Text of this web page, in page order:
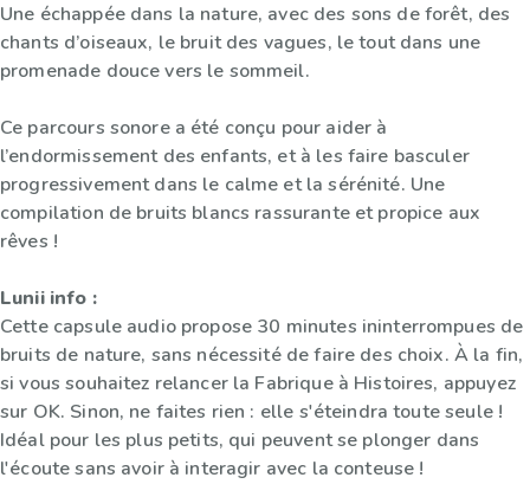
Une échappée dans la nature, avec des sons de forêt, des
chants d’oiseaux, le bruit des vagues, le tout dans une
promenade douce vers le sommeil.
Ce parcours sonore a été conçu pour aider à
l’endormissement des enfants, et à les faire basculer
progressivement dans le calme et la sérénité. Une
compilation de bruits blancs rassurante et propice aux
rêves !
Lunii info :
Cette capsule audio propose 30 minutes ininterrompues de
bruits de nature, sans nécessité de faire des choix. À la fin,
si vous souhaitez relancer la Fabrique à Histoires, appuyez
sur OK. Sinon, ne faites rien : elle s'éteindra toute seule !
Idéal pour les plus petits, qui peuvent se plonger dans
l'écoute sans avoir à interagir avec la conteuse !